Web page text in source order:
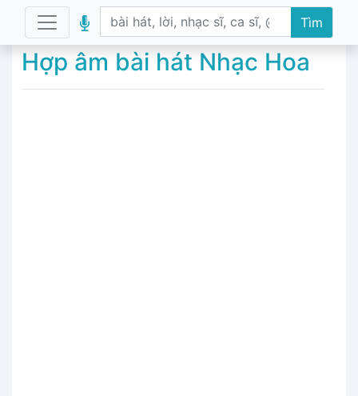
Tìm
Hợp âm bài hát Nhạc Hoa